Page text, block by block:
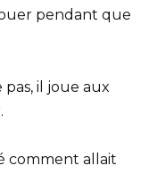
pendant que
il joue aux
comment allait